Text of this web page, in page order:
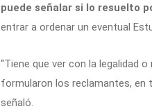
puede señalar si lo resuelto
entrar a ordenar un eventual
“Tiene que ver con la legalidad
formularon los reclamantes, en
señaló.